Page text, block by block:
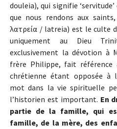
douleia), qui signifie
que nous rendons aux
λατρεία / latreia) est le culte
uniquement au Dieu
exclusivement la dévotion à
frère Philippe, fait référence
chrétienne étant opposée à
mot dans la vie spirituelle
l’historien est important. En
partie de la famille, qui
famille, de la mère, des